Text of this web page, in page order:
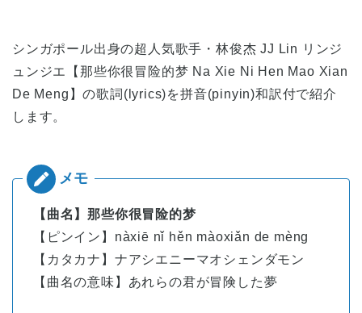
シンガポール出身の超人気歌手・林俊杰 JJ Lin リンジ
ュンジエ【那些你很冒险的梦 Na Xie Ni Hen Mao Xian
De Meng】の歌詞(lyrics)を拼音(pinyin)和訳付で紹介
します。
【曲名】那些你很冒险的梦
【ピンイン】nàxiē nǐ hěn màoxiǎn de mèng
【カタカナ】ナアシエニーマオシェンダモン
【曲名の意味】あれらの君が冒険した夢